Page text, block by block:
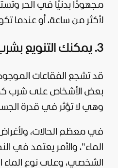
مجهودًا بدنيًا في الحر
لأكثر من ساعة، أو عندما
3. يمكنك التنويع بشرب المياه الغازية
قد تشجع الفقاعات
بعض الأشخاص على شرب
وهي لا تؤثر في قدرة
في معظم الحالات،
الماء"، والأمر يعتمد في
الشخصي، وعلى نوع الماء